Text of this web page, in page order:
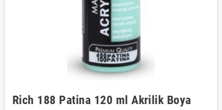
Rich 188 Patina 120 ml Akrilik Boya